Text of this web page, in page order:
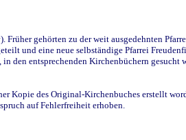
gehörten zu der weit ausgedehnten
und eine neue selbständige Pfarrei
entsprechenden Kirchenbüchern gesucht
Kopie des Original-Kirchenbuches erstellt
auf Fehlerfreiheit erhoben.